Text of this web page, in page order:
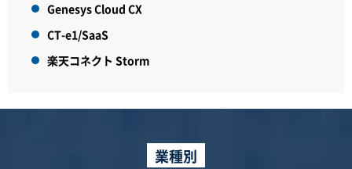
Genesys Cloud CX
CT-e1/SaaS
楽天コネクト Storm
業種別